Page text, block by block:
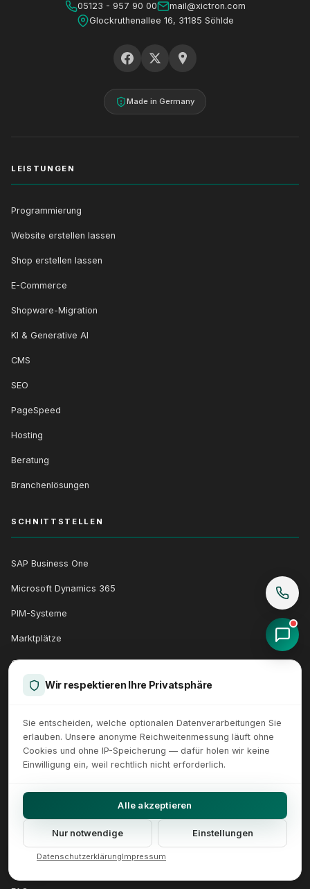
05123 - 957 90 00
mail@xictron.com
Glockruthenallee 16, 31185 Söhlde
Made in Germany
LEISTUNGEN
Programmierung
Website erstellen lassen
Shop erstellen lassen
E-Commerce
Shopware-Migration
KI & Generative AI
CMS
SEO
PageSpeed
Hosting
Beratung
Branchenlösungen
SCHNITTSTELLEN
SAP Business One
Microsoft Dynamics 365
PIM-Systeme
Marktplätze
Google Merchant Center
Google Ads
Alle Schnittstellen
Über uns
Kontakt
Wir respektieren Ihre Privatsphäre
Sie entscheiden, welche optionalen Datenverarbeitungen Sie
erlauben. Unsere anonyme Reichweitenmessung läuft ohne
Cookies und ohne IP-Speicherung — dafür holen wir keine
Einwilligung ein, weil rechtlich nicht erforderlich.
Alle akzeptieren
Nur notwendige Einstellungen
DatenschutzerklärungImpressum